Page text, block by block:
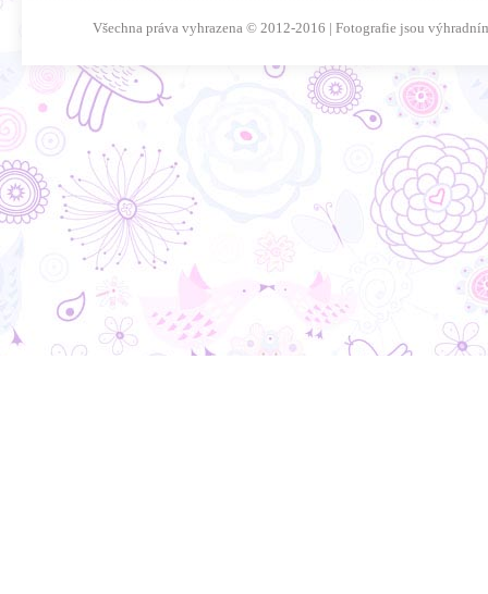
Všechna práva vyhrazena © 2012-2016 | Fotografie jsou